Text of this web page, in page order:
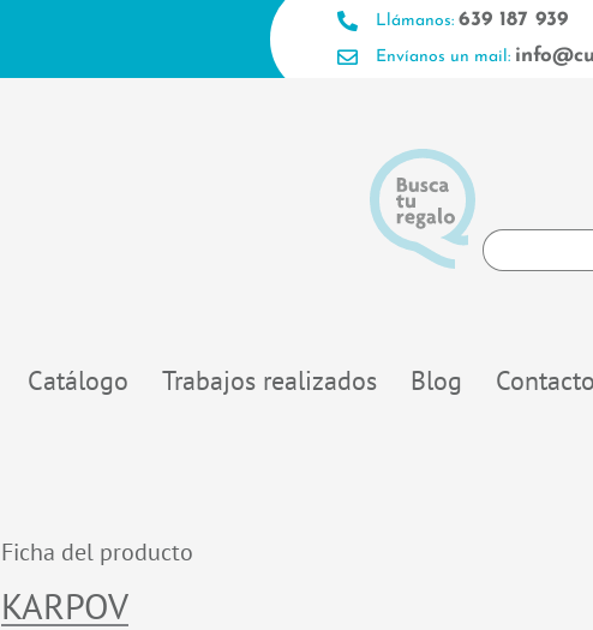
Llámanos: 639 187 939
Envíanos un mail:
Search
...
Catálogo Trabajos realizados Blog Contacto
Ficha del producto
KARPOV